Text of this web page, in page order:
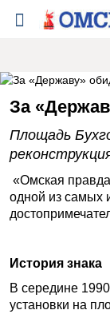
За
Площадь
«Омская
одной из самых
История знака
В середине
установки на